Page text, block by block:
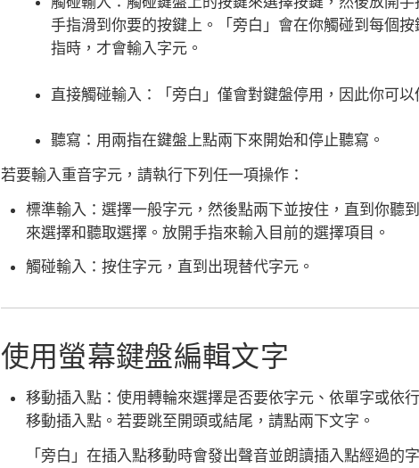
手指滑到你要的按鍵上。「旁白」會在你觸碰到每個
指時，才會輸入字元。
直接觸碰輸入： 「旁白」僅會對鍵盤停用，因此你可
聽寫： 用兩指在鍵盤上點兩下來開始和停止聽寫。
若要輸入重音字元，請執行下列任一項操作：
標準輸入： 選擇一般字元，然後點兩下並按住，直到你聽
來選擇和聽取選擇。放開手指來輸入目前的選擇項目。
觸碰輸入： 按住字元，直到出現替代字元。
使用螢幕鍵盤編輯文字
移動插入點： 使用轉輪來選擇是否要依字元、依單字或依
移動插入點。若要跳至開頭或結尾，請點兩下文字。
「旁白」在插入點移動時會發出聲音並朗讀插入點經過的